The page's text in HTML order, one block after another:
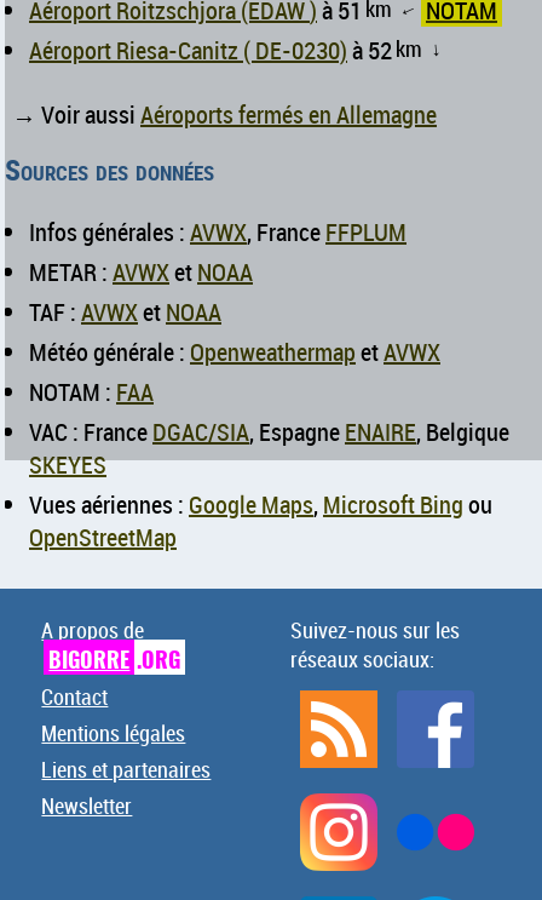
Aéroport Roitzschjora (EDAW )à 51 km ↑
NOTAM
Aéroport Riesa-Canitz ( DE-0230)à 52km ↑
→ Voir aussiAéroports fermés en Allemagne
Sources des données
Infos générales :AVWX, FranceFFPLUM
METAR :AVWXetNOAA
TAF :AVWXetNOAA
Météo générale : OpenweathermapetAVWX
NOTAM : FAA
VAC : FranceDGAC/SIA, EspagneENAIRE, Belgique
SKEYES
Vues aériennes : Google Maps,Microsoft Bingou
OpenStreetMap
A propos de
BIGORRE .ORG
Contact
Mentions légales
Liens et partenaires
Newsletter
Suivez-nous sur les
réseaux sociaux: